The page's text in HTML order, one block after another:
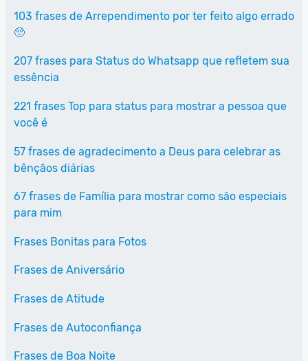
103 frases de Arrependimento por ter feito algo errado
🥺
207 frases para Status do Whatsapp que refletem sua
essência
221 frases Top para status para mostrar a pessoa que
você é
57 frases de agradecimento a Deus para celebrar as
bênçãos diárias
67 frases de Família para mostrar como são especiais
para mim
Frases Bonitas para Fotos
Frases de Aniversário
Frases de Atitude
Frases de Autoconfiança
Frases de Boa Noite